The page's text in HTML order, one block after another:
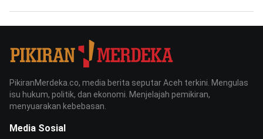
PikiranMerdeka.co, media berita seputar Aceh terkini. Mengulas
isu hukum, politik, dan ekonomi. Menjelajah pemikiran,
menyuarakan kebebasan.
Media Sosial